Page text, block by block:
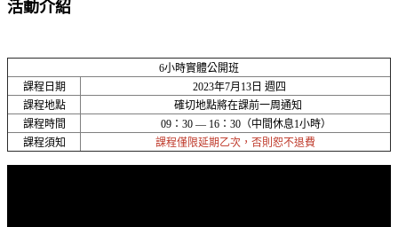
活動介紹
6小時實體公開班
課程日期
2023年7月13日 週四
課程地點
確切地點將在課前一周通知
課程時間
09：30 — 16：30（中間休息1小時）
課程須知
課程僅限延期乙次，否則恕不退費